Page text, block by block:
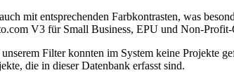
mit entsprechenden Farbkontrasten, was
V3 für Small Business, EPU und Non-
Filter konnten im System keine Projekte
die in dieser Datenbank erfasst sind.